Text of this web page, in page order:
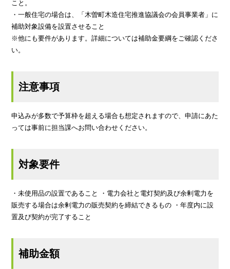
こと。
・一般住宅の場合は、「木曽町木造住宅推進協議会の会員事業者」に
補助対象設備を設置させること
※他にも要件があります。詳細については補助金要綱をご確認くださ
い。
注意事項
申込みが多数で予算枠を超える場合も想定されますので、申請にあた
っては事前に担当課へお問い合わせください。
対象要件
・未使用品の設置であること ・電力会社と電灯契約及び余剰電力を
販売する場合は余剰電力の販売契約を締結できるもの ・年度内に設
置及び契約が完了すること
補助金額